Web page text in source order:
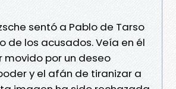
sentó a Pablo de Tarso
de los acusados. Veía en él
movido por un deseo
y el afán de tiranizar a